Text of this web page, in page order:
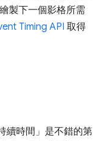
製下一個影格所需
Timing API 取得
續時間」 是不錯的第